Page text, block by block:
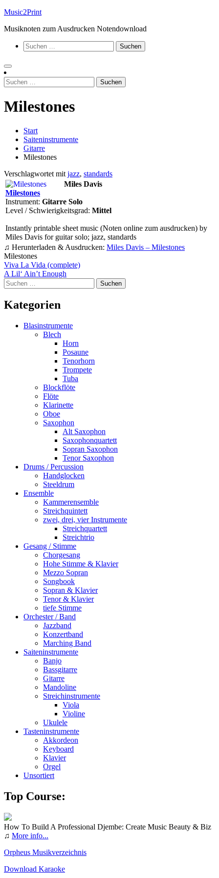
Zum
springen
Music2Print
Musiknoten zum Ausdrucken Notendownload
Suchen
nach:
Suchen
nach:
Milestones
Start
Saiteninstrumente
Gitarre
Milestones
Verschlagwortet mit jazz, standards
Miles Davis
Milestones
Instrument: Gitarre Solo
Level / Schwierigkeitsgrad: Mittel
Instantly printable sheet music (Noten online zum ausdrucken) by
Miles Davis for guitar solo; jazz, standards
♫ Herunterladen & Ausdrucken: Miles Davis – Milestones
Milestones
Beitragsnavigation
Viva La Vida (complete)
A Lil‘ Ain’t Enough
Suchen
nach:
Kategorien
Blasinstrumente
Blech
Horn
Posaune
Tenorhorn
Trompete
Tuba
Blockflöte
Flöte
Klarinette
Oboe
Saxophon
Alt Saxophon
Saxophonquartett
Sopran Saxophon
Tenor Saxophon
Drums / Percussion
Handglocken
Steeldrum
Ensemble
Kammerensemble
Streichquintett
zwei, drei, vier Instrumente
Streichquartett
Streichtrio
Gesang / Stimme
Chorgesang
Hohe Stimme & Klavier
Mezzo Sopran
Songbook
Sopran & Klavier
Tenor & Klavier
tiefe Stimme
Orchester / Band
Jazzband
Konzertband
Marching Band
Saiteninstrumente
Banjo
Bassgitarre
Gitarre
Mandoline
Streichinstrumente
Viola
Violine
Ukulele
Tasteninstrumente
Akkordeon
Keyboard
Klavier
Orgel
Unsortiert
Top Course:
How To Build A Professional Djembe: Create Music Beauty & Biz
♫ More info...
Orpheus Musikverzeichnis
Download Karaoke